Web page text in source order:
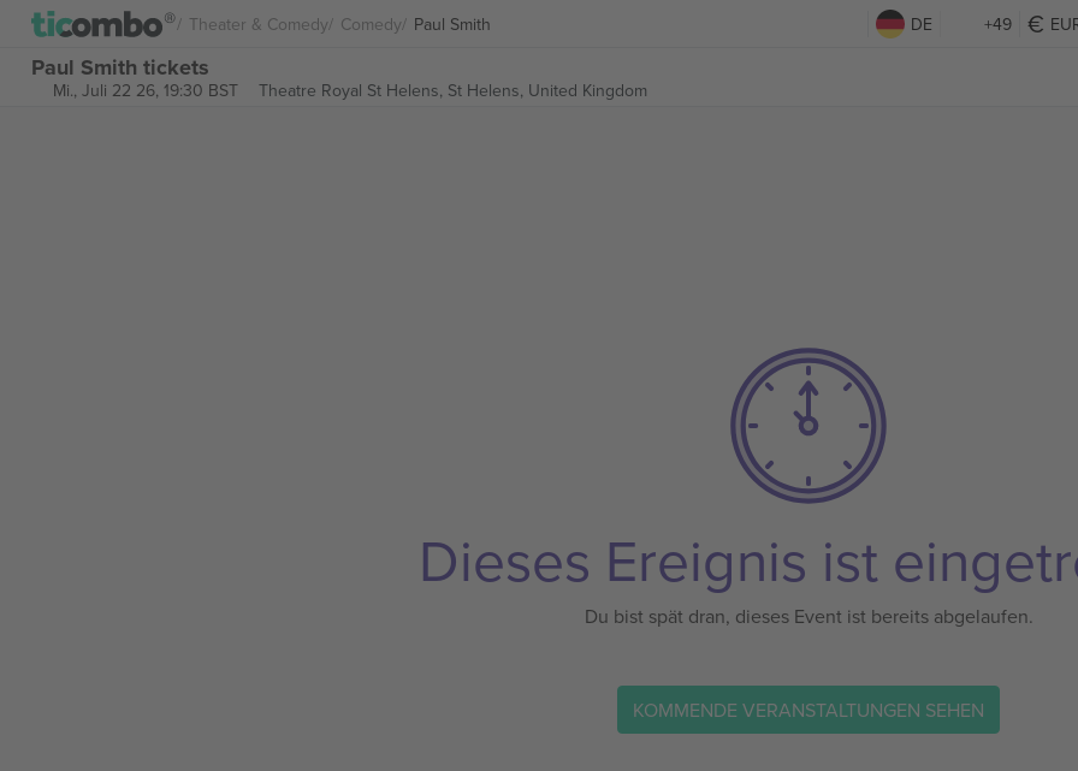
Theater & Comedy Comedy Paul Smith DE +49
Paul Smith tickets
Mi., Juli 22 26, 19:30 BST Theatre Royal St Helens, St Helens, United Kingdom
Dieses Ereignis ist
Du bist spät dran, dieses Event ist bereits abgelaufen.
KOMMENDE VERANSTALTUNGEN SEHEN